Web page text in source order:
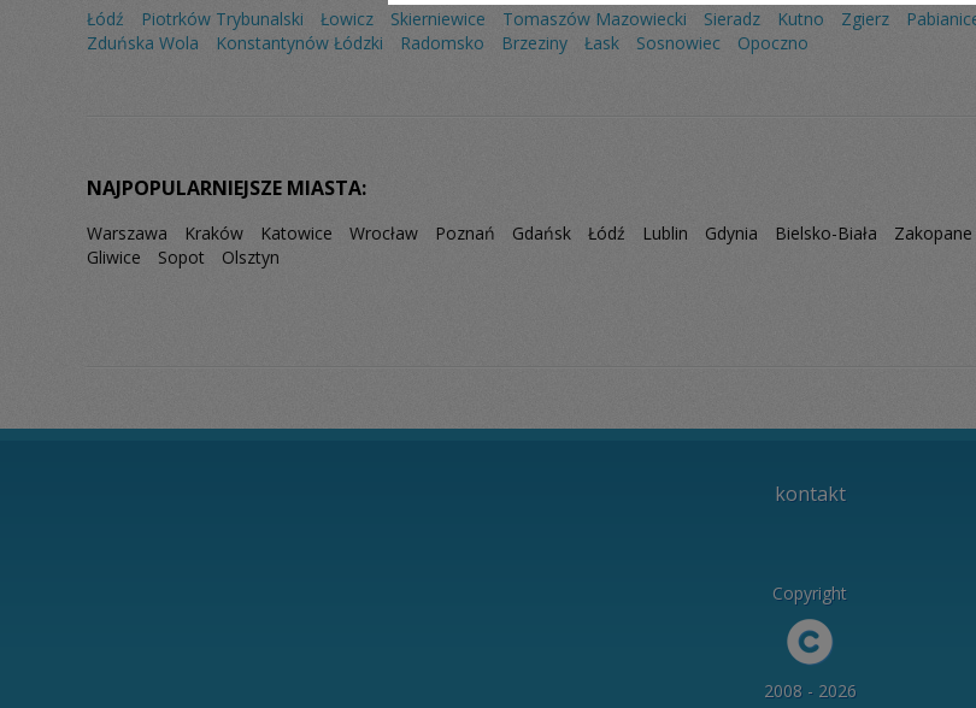
Łódź Piotrków Trybunalski Łowicz Skierniewice Tomaszów Mazowiecki Sieradz Kutno Zgierz
Zduńska Wola
Konstantynów Łódzki Radomsko Brzeziny Łask Sosnowiec Opoczno
NAJPOPULARNIEJSZE MIASTA:
Warszawa Kraków Katowice Wrocław Poznań Gdańsk Łódź Lublin Gdynia Bielsko-Biała Zakopane
Gliwice
Sopot Olsztyn
kontakt
Copyright
2008 - 2026